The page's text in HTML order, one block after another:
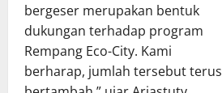
bergeser merupakan bentuk
dukungan terhadap program
Rempang Eco-City. Kami
berharap, jumlah tersebut terus